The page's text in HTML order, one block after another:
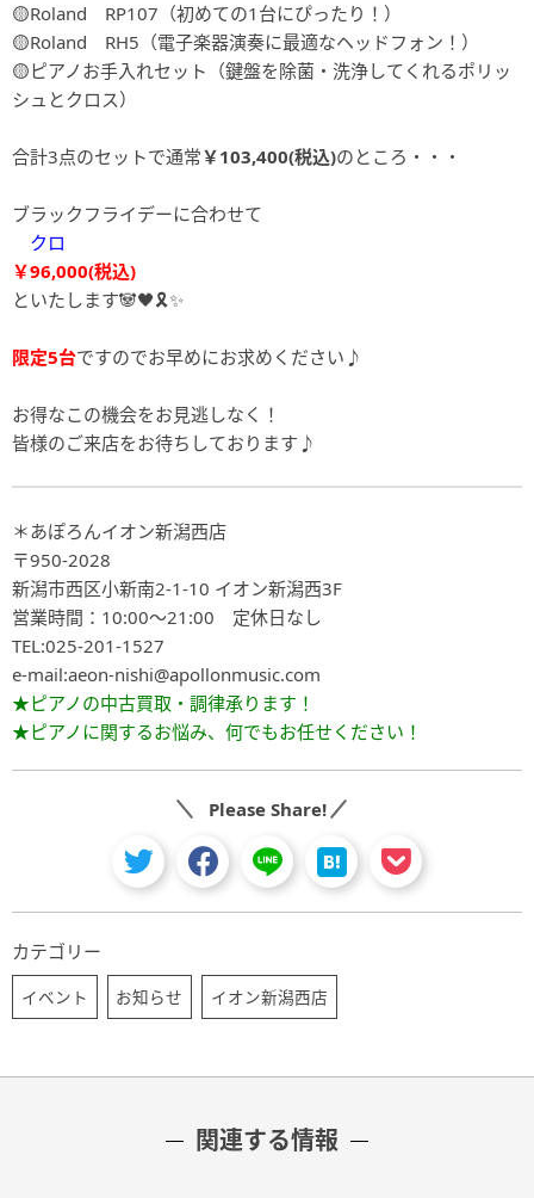
🟡Roland RP107（初めての1台にぴったり！）
🟡Roland RH5（電子楽器演奏に最適なヘッドフォン！）
🟡ピアノお手入れセット（鍵盤を除菌・洗浄してくれるポリッ
シュとクロス）
合計3点のセットで通常￥103,400(税込)のところ・・・
ブラックフライデーに合わせて
クロ
￥96,000(税込)
といたします🐼🖤🎗️✨
限定5台ですのでお早めにお求めください♪
お得なこの機会をお見逃しなく！
皆様のご来店をお待ちしております♪
＊あぽろんイオン新潟西店
〒950-2028
新潟市西区小新南2-1-10 イオン新潟西3F
営業時間：10:00～21:00 定休日なし
TEL:025-201-1527
e-mail:aeon-nishi@apollonmusic.com
★ピアノの中古買取・調律承ります！
★ピアノに関するお悩み、何でもお任せください！
Please Share!
カテゴリー
イベント お知らせ イオン新潟西店
関連する情報